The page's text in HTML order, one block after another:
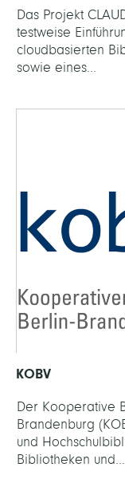
Das Projekt
testweise
cloudbasierten
sowie eines...
KOBV
Der Kooperative
Brandenburg
und
Bibliotheken und...